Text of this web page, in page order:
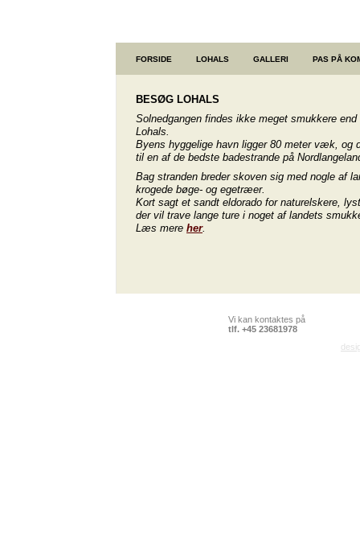
FORSIDE LOHALS GALLERI PAS PÅ
BESØG LOHALS
Solnedgangen findes ikke meget smukkere
Lohals.
Byens hyggelige havn ligger 80 meter væk, og
til en af de bedste badestrande på
Bag stranden breder skoven sig med nogle af
krogede bøge- og egetræer.
Kort sagt et sandt eldorado for naturelskere,
der vil trave lange ture i noget af landets
Læs mere her.
Vi kan kontaktes på
tlf. +45 23681978